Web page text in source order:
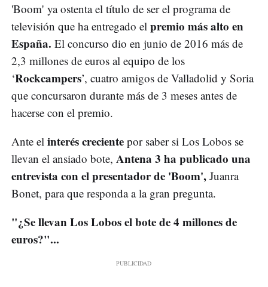
'Boom' ya ostenta el título de ser el programa de
televisión que ha entregado el premio más alto en
España. El concurso dio en junio de 2016 más de
2,3 millones de euros al equipo de los
‘Rockcampers’, cuatro amigos de Valladolid y Soria
que concursaron durante más de 3 meses antes de
hacerse con el premio.
Ante el interés creciente por saber si Los Lobos se
llevan el ansiado bote, Antena 3 ha publicado una
entrevista con el presentador de 'Boom', Juanra
Bonet, para que responda a la gran pregunta.
"¿Se llevan Los Lobos el bote de 4 millones de
euros?"...